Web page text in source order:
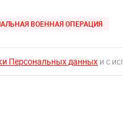
ВОЕННАЯ ОПЕРАЦИЯ
Персональных данных и с